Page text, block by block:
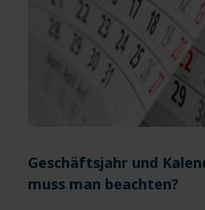
Geschäftsjahr und
muss man beachten?